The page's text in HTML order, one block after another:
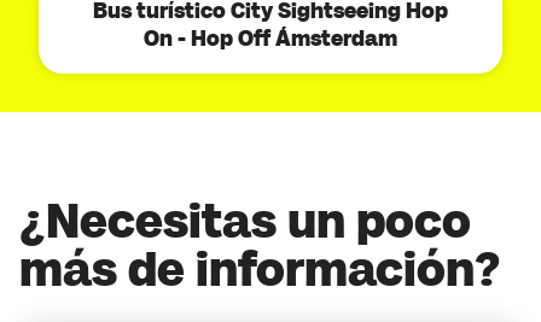
Bus turístico City Sightseeing Hop
On - Hop Off Ámsterdam
¿Necesitas un poco
más de información?